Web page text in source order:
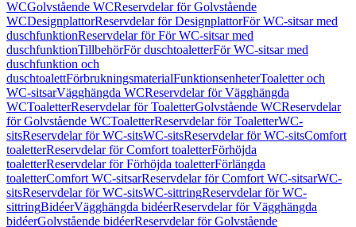
WCGolvstående WCReservdelar för Golvstående
WCDesignplattorReservdelar för DesignplattorFör WC-sitsar med
duschfunktionReservdelar för För WC-sitsar med
duschfunktionTillbehörFör duschtoaletterFör WC-sitsar med
duschfunktion och
duschtoalettFörbrukningsmaterialFunktionsenheterToaletter och
WC-sitsarVägghängda WCReservdelar för Vägghängda
WCToaletterReservdelar för ToaletterGolvstående WCReservdelar
för Golvstående WCToaletterReservdelar för ToaletterWC-
sitsReservdelar för WC-sitsWC-sitsReservdelar för WC-sitsComfort
toaletterReservdelar för Comfort toaletterFörhöjda
toaletterReservdelar för Förhöjda toaletterFörlängda
toaletterComfort WC-sitsarReservdelar för Comfort WC-sitsarWC-
sitsReservdelar för WC-sitsWC-sittringReservdelar för WC-
sittringBidéerVägghängda bidéerReservdelar för Vägghängda
bidéerGolvstående bidéerReservdelar för Golvstående